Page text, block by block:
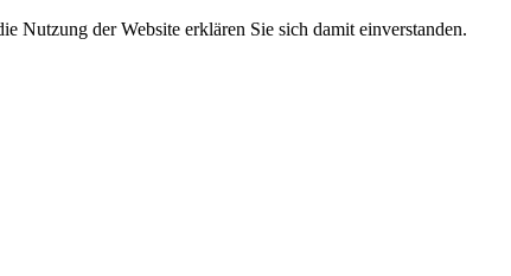
Nutzung der Website erklären Sie sich damit einverstanden.